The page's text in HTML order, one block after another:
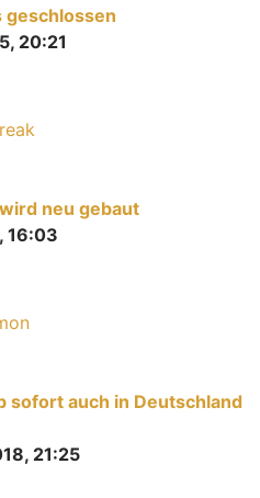
geschlossen
20:21
neu gebaut
16:03
sofort auch in Deutschland
21:25